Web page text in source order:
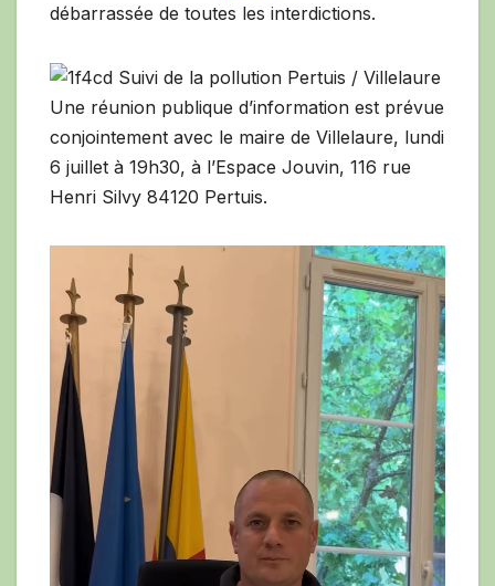
débarrassée de toutes les interdictions.
Une réunion publique d’information est prévue
conjointement avec le maire de Villelaure, lundi
6 juillet à 19h30, à l’Espace Jouvin, 116 rue
Henri Silvy 84120 Pertuis.